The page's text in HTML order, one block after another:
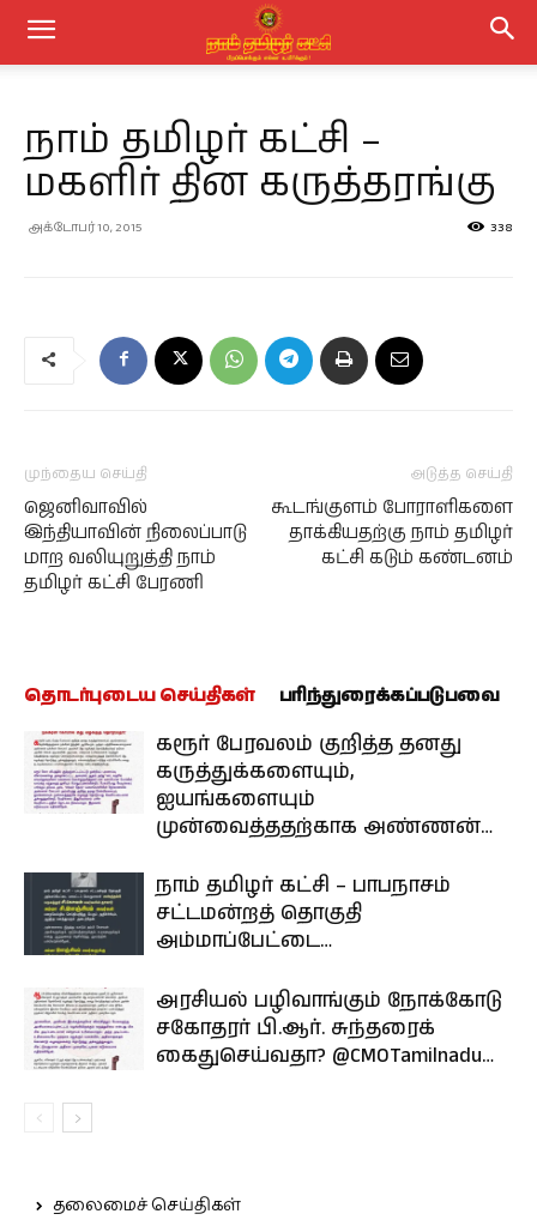
நாம் தமிழர் கட்சி –
மகளிர் தின கருத்தரங்கு
அக்டோபர் 10, 2015 338
முந்தைய செய்தி
ஜெனிவாவில்
இந்தியாவின் நிலைப்பாடு
மாற வலியுறுத்தி நாம்
தமிழர் கட்சி பேரணி
அடுத்த செய்தி
கூடங்குளம் போராளிகளை
தாக்கியதற்கு நாம் தமிழர்
கட்சி கடும் கண்டனம்
தொடர்புடைய செய்திகள் பரிந்துரைக்கப்படுபவை
கரூர் பேரவலம் குறித்த தனது
கருத்துக்களையும்,
ஐயங்களையும்
முன்வைத்ததற்காக அண்ணன்…
நாம் தமிழர் கட்சி – பாபநாசம்
சட்டமன்றத் தொகுதி
அம்மாப்பேட்டை…
அரசியல் பழிவாங்கும் நோக்கோடு
சகோதரர் பி.ஆர். சுந்தரைக்
கைதுசெய்வதா? @CMOTamilnadu…
தலைமைச் செய்திகள்